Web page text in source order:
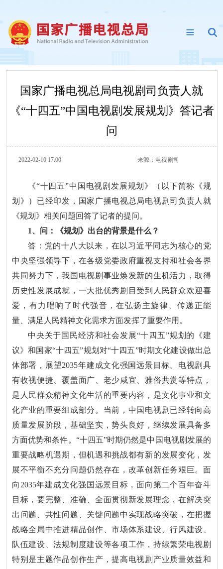
国家广播电视总局电视剧司负责人就
《“十四五”中国电视剧发展规划》答记者
问
2022-02-10 17:00 来源： 电视剧司
《“十四五”中国电视剧发展规划》（以下简称《规
划》）已经印发，国家广播电视总局电视剧司负责人就
《规划》相关问题回答了记者的提问。
1、问：《规划》出台的背景是什么？
答：党的十八大以来，在以习近平同志为核心的党
中央坚强领导下，在各级党委政府重视支持和社会各界
共同努力下，我国电视剧事业焕发新的生机活力，取得
历史性发展成就，一大批优秀剧目受到人民群众欢迎喜
爱，有力唱响了时代强音，在弘扬主旋律、传递正能
量、满足人民精神文化需求方面发挥了重要作用。
中央关于国民经济和社会发展“十四五”规划的《建
议》和国家“十四五”规划对“十四五”时期文化建设做出总
体部署，展望2035年建成文化强国远景目标。电视剧具
有收视便捷、覆盖面广、老少咸宜、雅俗共赏等特点，
是人民群众精神文化生活的重要内容，是文化事业和文
化产业的重要组成部分。当前，中国电视剧已经转向高
质量发展阶段，基础坚实，势头良好，继续发展具备多
方面优势和条件。“十四五”时期仍然是中国电视剧发展的
重要战略机遇期，但机遇和挑战都有新的发展变化，发
展不平衡不充分问题仍然存在，改革创新任务艰巨。面
向2035年建成文化强国远景目标，面向第二个百年奋斗
目标，要完整、准确、全面贯彻新发展理念，在解决突
出问题、共性问题、关键问题中实现战略突破，在把握
战略全局中推进精品创作、市场体系建设、行风建设、
队伍建设、法规制度建设等各项工作，持续繁荣电视剧
特别是主题作品创作生产，提高电视剧产业质量效益和